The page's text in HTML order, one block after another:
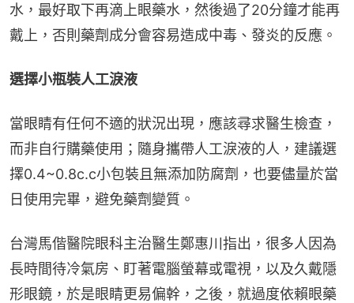
水，最好取下再滴上眼藥水，然後過了20分鐘才能再
戴上，否則藥劑成分會容易造成中毒、發炎的反應。
選擇小瓶裝人工淚液
當眼睛有任何不適的狀況出現，應該尋求醫生檢查，
而非自行購藥使用；隨身攜帶人工淚液的人，建議選
擇0.4~0.8c.c小包裝且無添加防腐劑，也要儘量於當
日使用完畢，避免藥劑變質。
台灣馬偕醫院眼科主治醫生鄭惠川指出，很多人因為
長時間待冷氣房、盯著電腦螢幕或電視，以及久戴隱
形眼鏡，於是眼睛更易偏幹，之後，就過度依賴眼藥